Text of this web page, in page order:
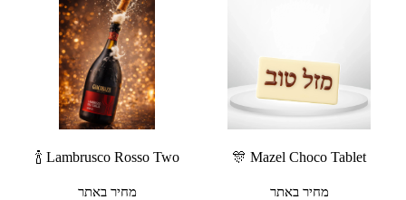
Mazel Choco Tablet 🎊
מחיר באתר
Lambrusco Rosso Two 🍾
מחיר באתר